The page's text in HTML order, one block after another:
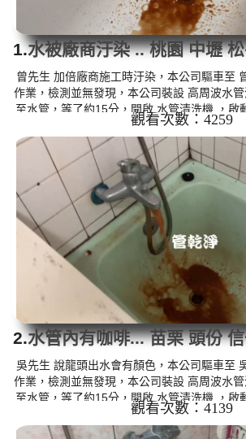
1.水被廠商汙染 .. 桃園 中壢
曾先生 加倍廠商施工時汙染，本公司驅車至
作業，檢測並無發現，本公司裝設 高周波水
至水管，等了約15分，開啟 水管清洗機 ，啟
時沒什麼，突然變成棕色，跟咖啡一樣，二
出水量變大了。 如是自來水，如水管老化，
積，洗出來的水就會是咖啡色，地下水含有
黑色管垢，洗出來的水會跟石油一樣黑，有
為裡面有銅的物質，生鏽產生銅綠，如是藍
合金的養...
觀看次數：4259
2.水管內有咖啡... 苗栗 頭份
吳先生 說龍頭出水會有顏色，本公司驅車至
作業，檢測並無發現，本公司裝設 高周波水
至水管，等了約15分，開啟 水管清洗機 ，啟
就流出髒水，突然變成棕色，跟咖啡一樣，
乾淨出水量變大了。 如是自來水，如水管老
觀看次數：4139